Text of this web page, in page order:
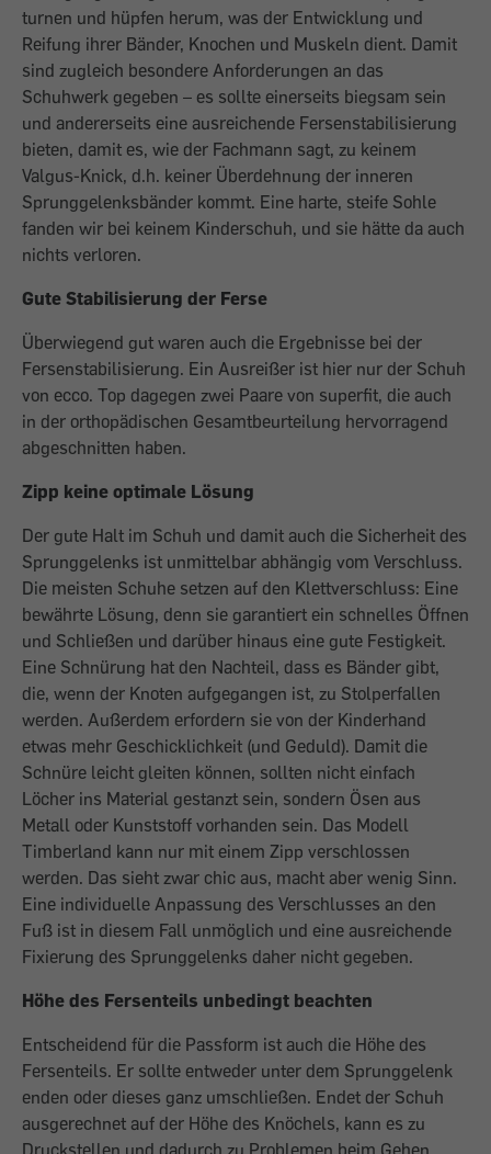
turnen und hüpfen herum, was der Entwicklung und
Reifung ihrer Bänder, Knochen und Muskeln dient. Damit
sind zugleich besondere Anforderungen an das
Schuhwerk gegeben – es sollte einerseits biegsam sein
und andererseits eine ausreichende Fersenstabilisierung
bieten, damit es, wie der Fachmann sagt, zu keinem
Valgus-Knick, d.h. keiner Überdehnung der inneren
Sprunggelenksbänder kommt. Eine harte, steife Sohle
fanden wir bei keinem Kinderschuh, und sie hätte da auch
nichts verloren.
Gute Stabilisierung der Ferse
Überwiegend gut waren auch die Ergebnisse bei der
Fersenstabilisierung. Ein Ausreißer ist hier nur der Schuh
von ecco. Top dagegen zwei Paare von superfit, die auch
in der orthopädischen Gesamtbeurteilung hervorragend
abgeschnitten haben.
Zipp keine optimale Lösung
Der gute Halt im Schuh und damit auch die Sicherheit des
Sprunggelenks ist unmittelbar abhängig vom Verschluss.
Die meisten Schuhe setzen auf den Klettverschluss: Eine
bewährte Lösung, denn sie garantiert ein schnelles Öffnen
und Schließen und darüber hinaus eine gute Festigkeit.
Eine Schnürung hat den Nachteil, dass es Bänder gibt,
die, wenn der Knoten aufgegangen ist, zu Stolperfallen
werden. Außerdem erfordern sie von der Kinderhand
etwas mehr Geschicklichkeit (und Geduld). Damit die
Schnüre leicht gleiten können, sollten nicht einfach
Löcher ins Material gestanzt sein, sondern Ösen aus
Metall oder Kunststoff vorhanden sein. Das Modell
Timberland kann nur mit einem Zipp verschlossen
werden. Das sieht zwar chic aus, macht aber wenig Sinn.
Eine individuelle Anpassung des Verschlusses an den
Fuß ist in diesem Fall unmöglich und eine ausreichende
Fixierung des Sprunggelenks daher nicht gegeben.
Höhe des Fersenteils unbedingt beachten
Entscheidend für die Passform ist auch die Höhe des
Fersenteils. Er sollte entweder unter dem Sprunggelenk
enden oder dieses ganz umschließen. Endet der Schuh
ausgerechnet auf der Höhe des Knöchels, kann es zu
Druckstellen und dadurch zu Problemen beim Gehen